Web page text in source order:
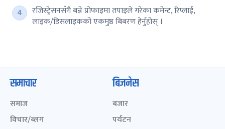
रजिस्ट्रेसनसँगै बन्ने प्रोफाइमा तपाइले गरेका कमेन्ट, रिप्लाई,
लाइक/डिसलाइकको एकमुष्ठ बिबरण हेर्नुहोस् ।
समाचार
समाज
विचार/ब्लग
बिजनेस
बजार
पर्यटन